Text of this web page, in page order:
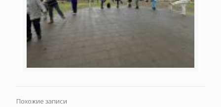
Похожие записи